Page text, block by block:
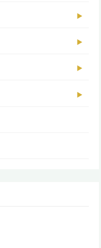
▶
▶
▶
▶